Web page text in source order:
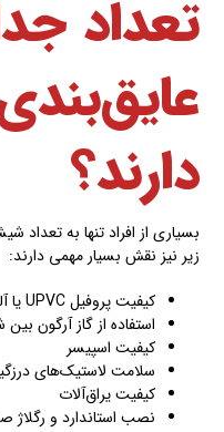
تعداد
دارند؟
بسیاری از افراد تنها به تعداد
زیر نیز نقش بسیار مهمی دارند:
کیفیت پروفیل UPVC یا آلومینیوم ترمال بریک
استفاده از گاز آرگون
کیفیت اسپیسر
سلامت لاستیک‌های
کیفیت یراق‌آلات
نصب استاندارد و رگلاژ